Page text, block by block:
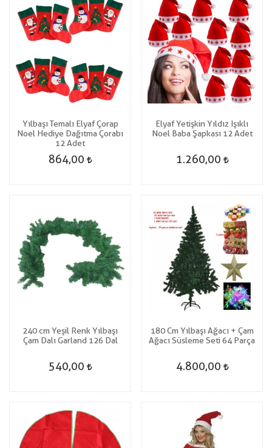
Yılbaşı Temalı Elyaf Çorap
Noel Hediye Dağıtma Çorabı
12 Adet
864,00
Elyaf Yetişkin Yıldız Işıklı
Noel Baba Şapkası 12 Adet
1.260,00
240 cm Yeşil Renk Yılbaşı
Çam Dalı Garland 126 Dal
540,00
180 Cm Yılbaşı Ağacı + Çam
Ağacı Süsleme Seti 64 Parça
4.800,00